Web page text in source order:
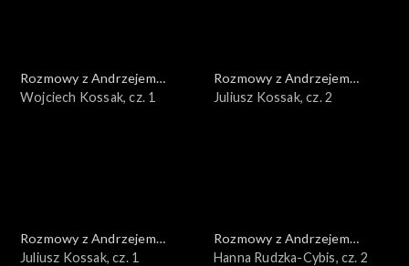
Rozmowy z Andrzejem
Doboszem
Wojciech Kossak, cz. 1
Rozmowy z Andrzejem
Doboszem
Juliusz Kossak, cz. 2
Rozmowy z Andrzejem
Doboszem
Juliusz Kossak, cz. 1
Rozmowy z Andrzejem
Doboszem
Hanna Rudzka-Cybis, cz. 2